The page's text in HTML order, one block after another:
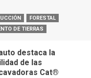
FORESTAL
DE TIERRAS
destaca la
de las
Cat®